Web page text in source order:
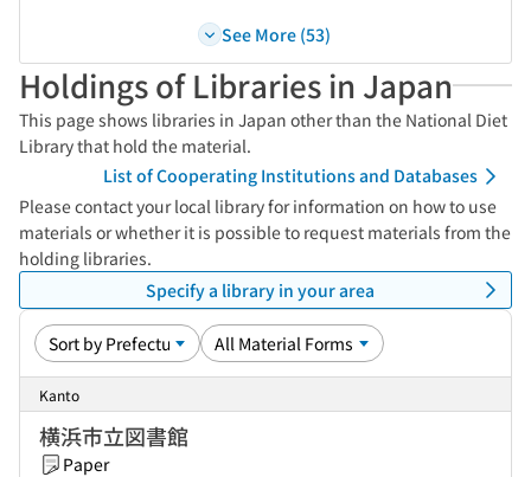
See More (53)
Holdings of Libraries in Japan
This page shows libraries in Japan other than the National Diet
Library that hold the material.
List of Cooperating Institutions and Databases
Please contact your local library for information on how to use
materials or whether it is possible to request materials from the
holding libraries.
Specify a library in your area
Kanto
横浜市立図書館
Paper